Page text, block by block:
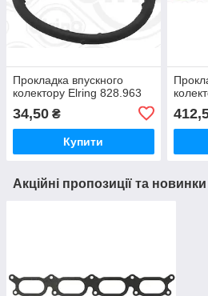
Прокладка впускного
колектору Elring 828.963
34,50 ₴
Купити
Акційні пропозиції та новинки